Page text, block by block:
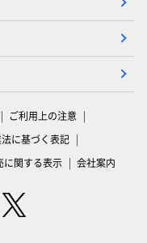
ご利用上の注意
に基づく表記
に関する表示 会社案内